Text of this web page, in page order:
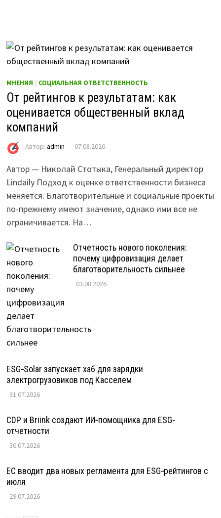
МНЕНИЯ / СОЦИАЛЬНАЯ ОТВЕТСТВЕННОСТЬ
От рейтингов к результатам: как
оценивается общественный вклад
компаний
Автор: admin 07.08.2026
Автор — Николай Стотыка, Генеральный директор
Lindaily Подход к оценке ответственности бизнеса
меняется. Благотворительные и социальные проекты
по-прежнему имеют значение, однако ими все не
ограничивается. На…
Отчетность нового поколения:
почему цифровизация делает
благотворительность сильнее
03.08.2026
ESG‑Solar запускает хаб для зарядки
электрогрузовиков под Касселем
31.07.2026
CDP и Briink создают ИИ‑помощника для ESG-
отчетности
30.07.2026
ЕС вводит два новых регламента для ESG‑рейтингов с
июля
29.07.2026